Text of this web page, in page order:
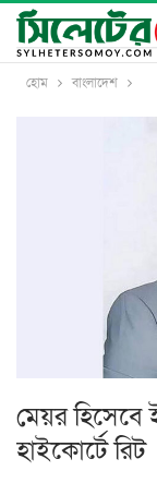
হোম বাংলাদেশ
মেয়র
হাইকোর্টে রিট